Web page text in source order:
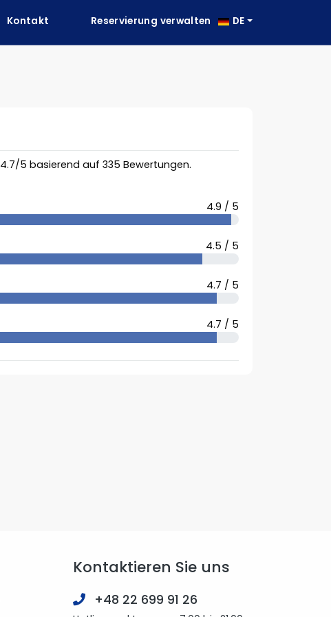
Kontakt Reservierung verwalten DE
4.7/5 basierend auf 335 Bewertungen.
4.9 / 5
4.5 / 5
4.7 / 5
4.7 / 5
Kontaktieren Sie uns
+48 22 699 91 26